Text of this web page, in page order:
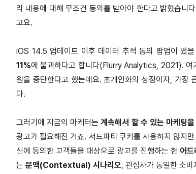
리 내용에 대해 무조건 동의를 받아야 한다고 밝혔습니
고요.
iOS 14.5 업데이트 이후 데이터 추적 동의 팝업이 떴
11%에 불과하다고 합니다(Flurry Analytics, 2021). 여
원을 중단한다고 했는데요. 초개인화의 상징이자, 가장
다.
그러기에 지금의 마케터는계속해서 할 수 있는 마케팅
광고가 필요해진 거죠. 서드파티 쿠키를 사용하지 않지
신에 동의한 고객들을 대상으로 광고를 진행하는 한 어
는 문맥(Contextual) 시나리오, 관심사가 동일한 소